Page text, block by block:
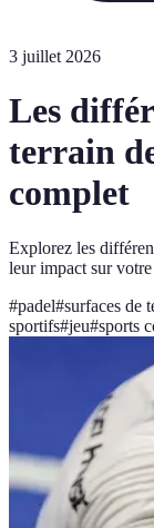
3 juillet 2026
Les
terrain
complet
Explorez les
leur impact sur
#padel#surfaces de
sportifs#jeu#sports